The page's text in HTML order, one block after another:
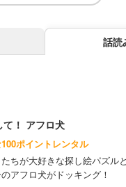
話読
て！ アフロ犬
ポイントレンタル
ちが大好きな探し絵パズル
アフロ犬がドッキング！